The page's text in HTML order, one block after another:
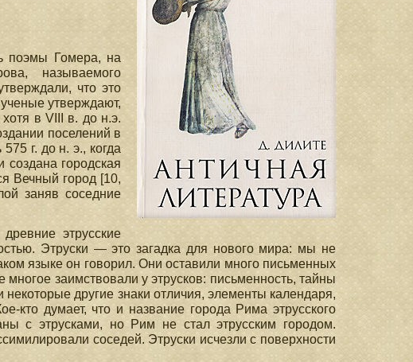
поэмы Гомера, на
называемого
что это
утверждают,
в VIII в. до н.э.
поселений в
г. до н. э., когда
городская
Вечный город [10,
заняв соседние
этрусские
Этруски — это загадка для нового мира: мы не
языке он говорил. Они оставили много письменных
заимствовали у этрусков: письменность, тайны
другие знаки отличия, элементы календаря,
кто думает, что и название города Рима этрусского
с этрусками, но Рим не стал этрусским городом.
соседей. Этруски исчезли с поверхности